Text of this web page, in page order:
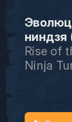
ниндзя
Rise of
Ninja